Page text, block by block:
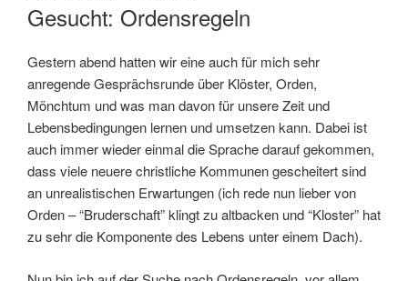
Gesucht: Ordensregeln
Gestern abend hatten wir eine auch für mich sehr
anregende Gesprächsrunde über Klöster, Orden,
Mönchtum und was man davon für unsere Zeit und
Lebensbedingungen lernen und umsetzen kann. Dabei ist
auch immer wieder einmal die Sprache darauf gekommen,
dass viele neuere christliche Kommunen gescheitert sind
an unrealistischen Erwartungen (ich rede nun lieber von
Orden – “Bruderschaft” klingt zu altbacken und “Kloster” hat
zu sehr die Komponente des Lebens unter einem Dach).